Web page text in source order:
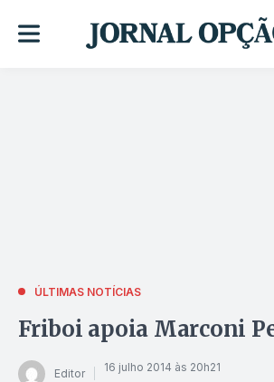
ÚLTIMAS NOTÍCIAS
Friboi apoia Marconi
Editor 16 julho 2014 às 20h21